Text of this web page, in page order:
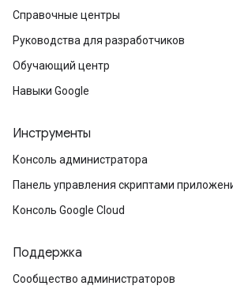
Справочные центры
Руководства для разработчиков
Обучающий центр
Навыки Google
Инструменты
Консоль администратора
Панель управления скриптами
Консоль Google Cloud
Поддержка
Сообщество администраторов